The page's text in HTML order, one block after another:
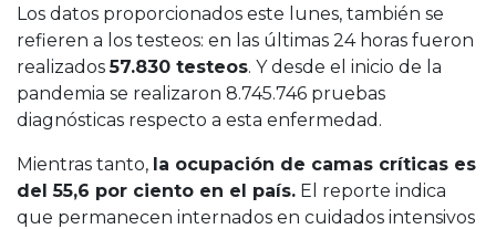
Los datos proporcionados este lunes, también se
refieren a los testeos: en las últimas 24 horas fueron
realizados57.830 testeos. Y desde el inicio de la
pandemia se realizaron 8.745.746 pruebas
diagnósticas​ respecto a esta enfermedad.
Mientras tanto, la ocupación de camas críticas es
del 55,6 por ciento en el país. El reporte indica
que permanecen internados en cuidados intensivos